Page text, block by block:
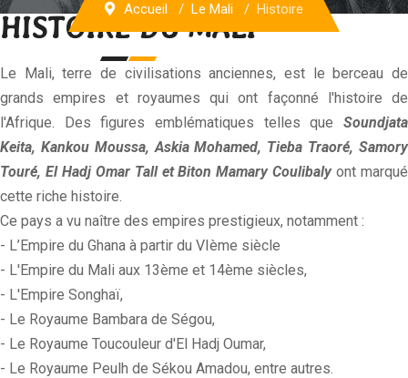
Accueil Le Mali Histoire
HISTOIRE DU MALI
Le Mali, terre de civilisations anciennes, est le berceau de
grands empires et royaumes qui ont façonné l'histoire de
l'Afrique. Des figures emblématiques telles que Soundjata
Keita, Kankou Moussa, Askia Mohamed, Tieba Traoré, Samory
Touré, El Hadj Omar Tall et Biton Mamary Coulibalyont marqué
cette riche histoire.
Ce pays a vu naître des empires prestigieux, notamment :
- L’Empire du Ghana à partir du VIème siècle
- L'Empire du Mali aux 13ème et 14ème siècles,
- L'Empire Songhaï,
- Le Royaume Bambara de Ségou,
- Le Royaume Toucouleur d'El Hadj Oumar,
- Le Royaume Peulh de Sékou Amadou, entre autres.